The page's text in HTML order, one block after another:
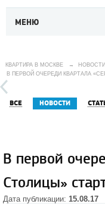
МЕНЮ
КВАРТИРА В МОСКВЕ → НОВОСТИ
В ПЕРВОЙ ОЧЕРЕДИ КВАРТАЛА
ВСЕ НОВОСТИ
В первой
Столицы»
Дата публикации: 15.08.17